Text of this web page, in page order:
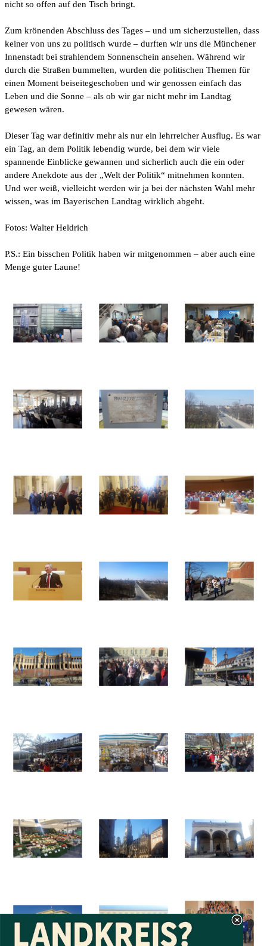
nicht so offen auf den Tisch bringt.
Zum krönenden Abschluss des Tages – und um sicherzustellen, dass
keiner von uns zu politisch wurde – durften wir uns die Münchener
Innenstadt bei strahlendem Sonnenschein ansehen. Während wir
durch die Straßen bummelten, wurden die politischen Themen für
einen Moment beiseitegeschoben und wir genossen einfach das
Leben und die Sonne – als ob wir gar nicht mehr im Landtag
gewesen wären.
Dieser Tag war definitiv mehr als nur ein lehrreicher Ausflug. Es war
ein Tag, an dem Politik lebendig wurde, bei dem wir viele
spannende Einblicke gewannen und sicherlich auch die ein oder
andere Anekdote aus der „Welt der Politik“ mitnehmen konnten.
Und wer weiß, vielleicht werden wir ja bei der nächsten Wahl mehr
wissen, was im Bayerischen Landtag wirklich abgeht.
Fotos: Walter Heldrich
P.S.: Ein bisschen Politik haben wir mitgenommen – aber auch eine
Menge guter Laune!